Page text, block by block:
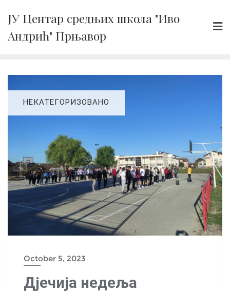
content
ЈУ Центар средњих школа "Иво
Андрић" Прњавор
НЕКАТЕГОРИЗОВАНО
October 5, 2023
Дјечија недеља